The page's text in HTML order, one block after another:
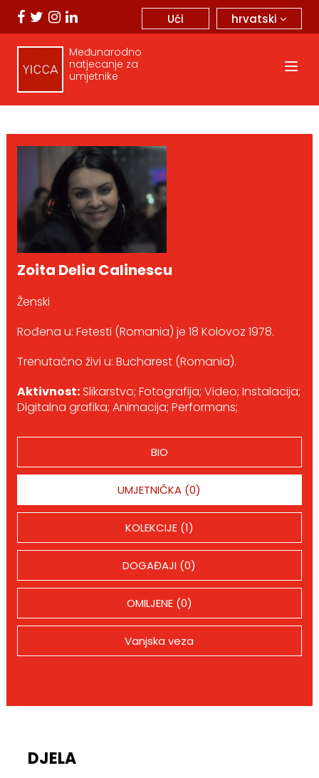
hrvatski
Ući
Međunarodno
natjecanje za
umjetnike
Zoita Delia Calinescu
Ženski
Rođena u: Fetesti (Romania) je 18 Kolovoz 1978.
Trenutačno živi u: Bucharest (Romania).
Aktivnost:Slikarstvo; Fotografija; Video; Instalacija;
Digitalna grafika; Animacija; Performans;
BIO
UMJETNIČKA (0)
KOLEKCIJE (1)
DOGAĐAJI (0)
OMILJENE (0)
Vanjska veza
DJELA